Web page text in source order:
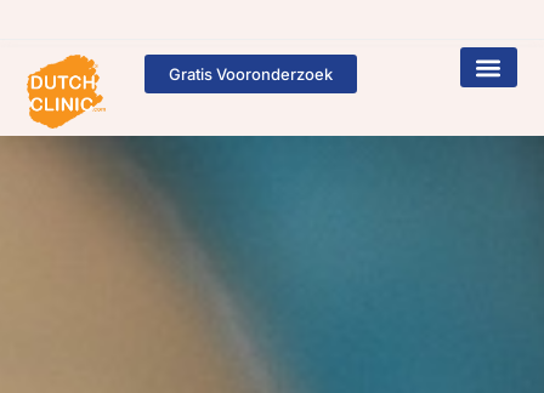
Gratis Vooronderzoek